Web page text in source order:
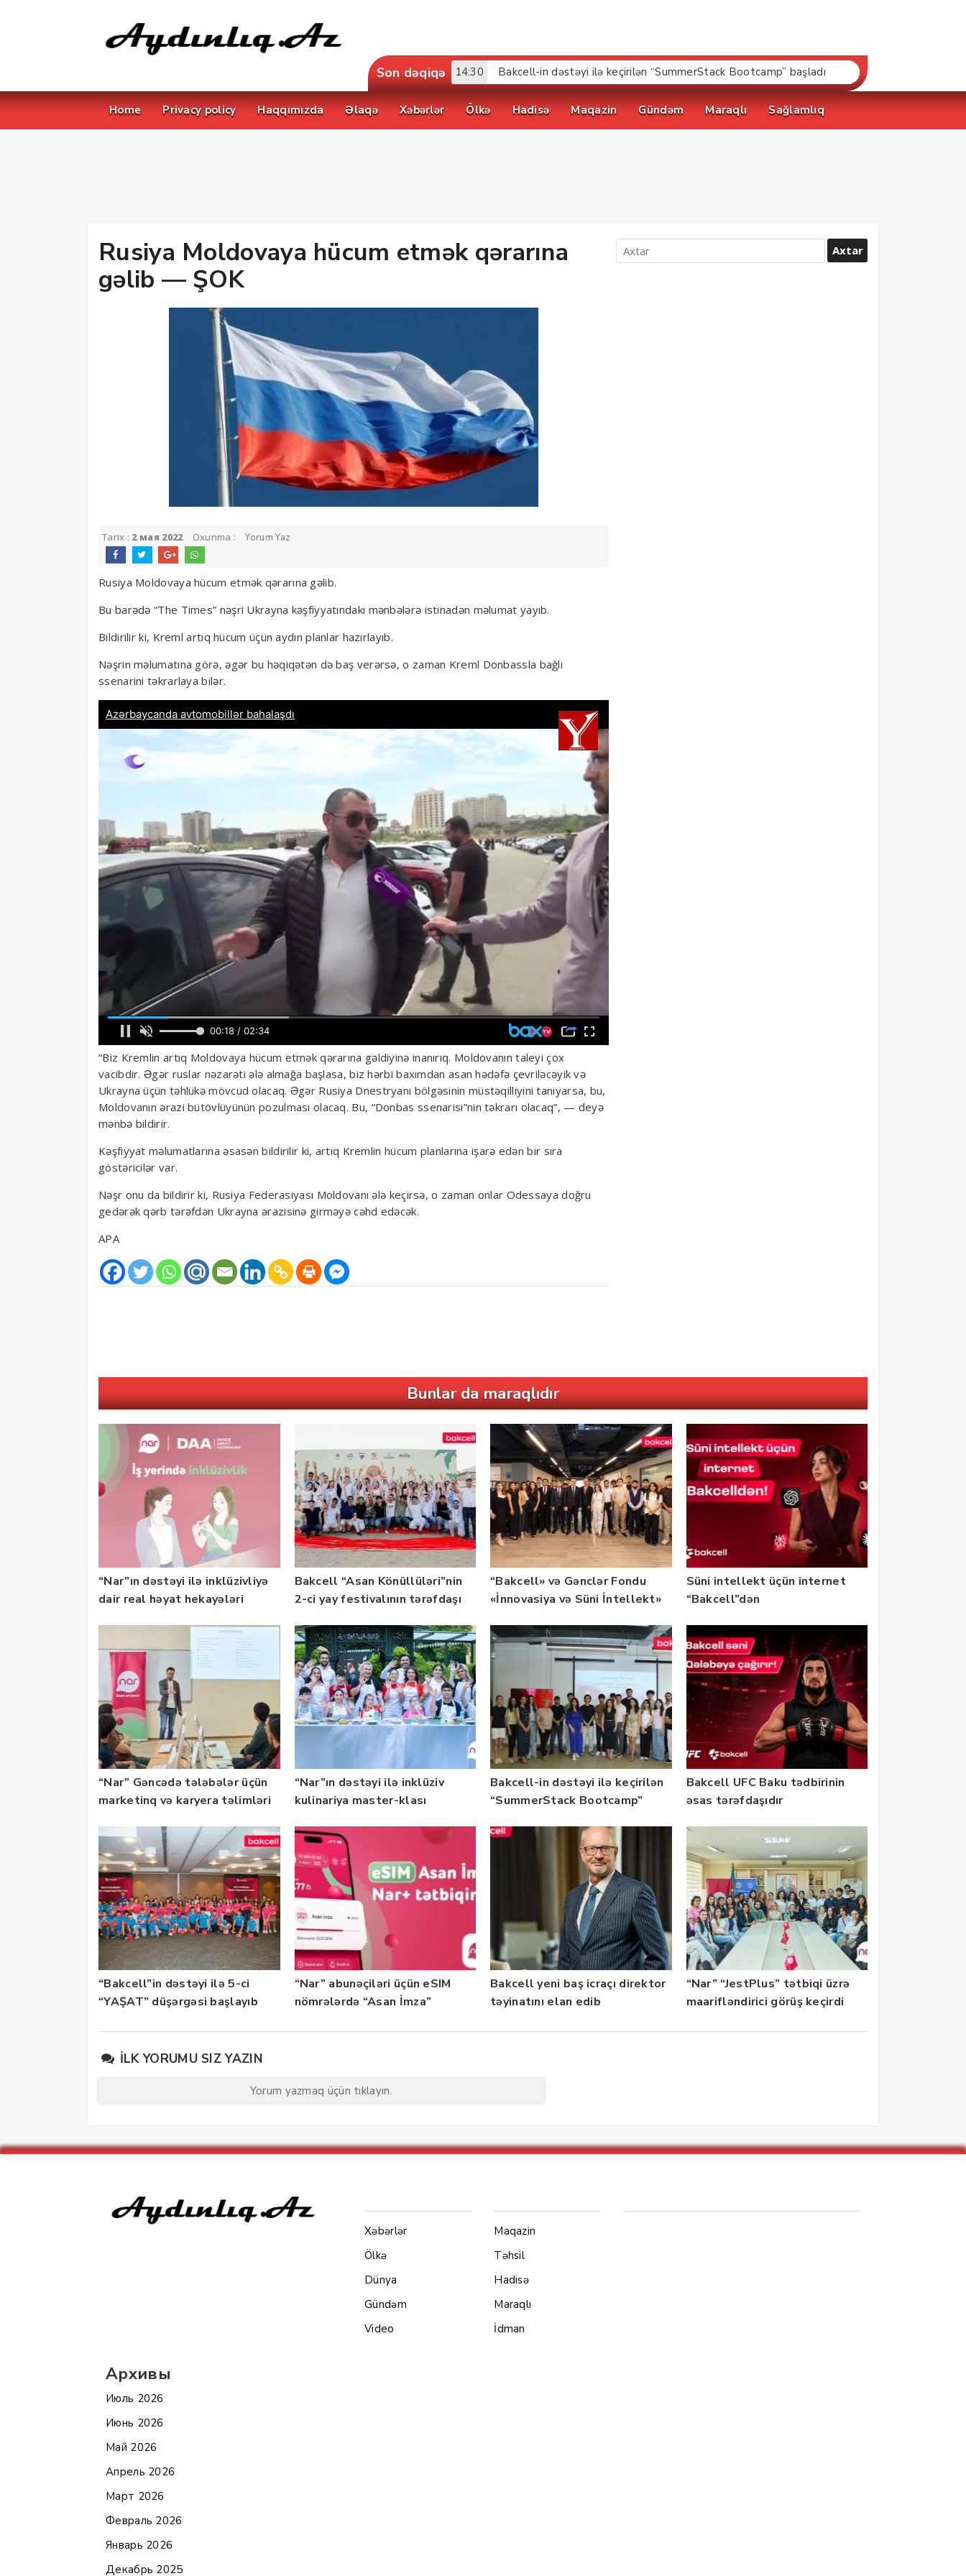
Son dəqiqə 14:01 Bakcell UFC Baku tədbirinin əsas tərəfdaşıdır
Home Privacy policy Haqqımızda Əlaqə Xəbərlər Ölkə Hadisə Maqazin Gündəm Maraqlı Sağlamlıq
Rusiya Moldovaya hücum etmək qərarına
gəlib — ŞOK
Tarix : 2 мая 2022 Oxunma : Yorum Yaz
Rusiya Moldovaya hücum etmək qərarına gəlib.
Bu barədə “The Times” nəşri Ukrayna kəşfiyyatındakı mənbələrə istinadən məlumat yayıb.
Bildirilir ki, Kreml artıq hücum üçün aydın planlar hazırlayıb.
Nəşrin məlumatına görə, əgər bu həqiqətən də baş verərsə, o zaman Kreml Donbassla bağlı
ssenarini təkrarlaya bilər.
“Biz Kremlin artıq Moldovaya hücum etmək qərarına gəldiyinə inanırıq. Moldovanın taleyi çox
vacibdir. Əgər ruslar nəzarəti ələ almağa başlasa, biz hərbi baxımdan asan hədəfə çevriləcəyik və
Ukrayna üçün təhlükə mövcud olacaq. Əgər Rusiya Dnestryanı bölgəsinin müstəqilliyini tanıyarsa, bu,
Moldovanın ərazi bütövlüyünün pozulması olacaq. Bu, “Donbas ssenarisi”nin təkrarı olacaq”, — deyə
mənbə bildirir.
Kəşfiyyat məlumatlarına əsasən bildirilir ki, artıq Kremlin hücum planlarına işarə edən bir sıra
göstəricilər var.
Nəşr onu da bildirir ki, Rusiya Federasiyası Moldovanı ələ keçirsə, o zaman onlar Odessaya doğru
gedərək qərb tərəfdən Ukrayna ərazisinə girməyə cəhd edəcək.
APA
Bunlar da maraqlıdır
“Nar”ın dəstəyi ilə inklüzivliyə
dair real həyat hekayələri
Bakcell “Asan Könüllüləri”nin
2-ci yay festivalının tərəfdaşı
“Bakcell» və Gənclər Fondu
«İnnovasiya və Süni İntellekt»
qalibləri ilə görüş keçirib
Süni intellekt üçün internet
“Bakcell”dən
“Nar” Gəncədə tələbələr üçün
marketinq və karyera təlimləri
“Nar”ın dəstəyi ilə inklüziv
kulinariya master-klası
Bakcell-in dəstəyi ilə keçirilən
“SummerStack Bootcamp”
Bakcell UFC Baku tədbirinin
əsas tərəfdaşıdır
“Bakcell”in dəstəyi ilə 5-ci
“YAŞAT” düşərgəsi başlayıb
“Nar” abunəçiləri üçün eSIM
nömrələrdə “Asan İmza”
Bakcell yeni baş icraçı direktor
təyinatını elan edib
“Nar” “JestPlus” tətbiqi üzrə
maarifləndirici görüş keçirdi
İLK YORUMU SIZ YAZIN
Yorum yazmaq üçün tıklayın.
Архивы
Июль 2026
Июнь 2026
Май 2026
Апрель 2026
Март 2026
Февраль 2026
Январь 2026
Декабрь 2025
Xəbərlər
Ölkə
Dünya
Gündəm
Video
Maqazin
Təhsil
Hadisə
Maraqlı
İdman